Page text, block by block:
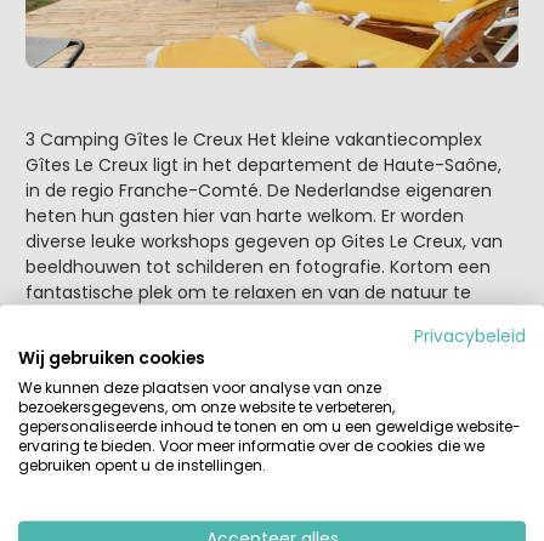
3 Camping Gîtes le Creux Het kleine vakantiecomplex
Gîtes Le Creux ligt in het departement de Haute-Saône,
in de regio Franche-Comté. De Nederlandse eigenaren
heten hun gasten hier van harte welkom. Er worden
diverse leuke workshops gegeven op Gites Le Creux, van
beeldhouwen tot schilderen en fotografie. Kortom een
fantastische plek om te relaxen en van de natuur te
goed! (geen echte voorzieningen voor jong gezinnen)
Privacybeleid
Wij gebruiken cookies
We kunnen deze plaatsen voor analyse van onze
bezoekersgegevens, om onze website te verbeteren,
gepersonaliseerde inhoud te tonen en om u een geweldige website-
ervaring te bieden. Voor meer informatie over de cookies die we
gebruiken opent u de instellingen.